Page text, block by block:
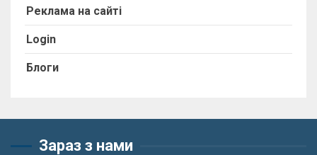
Реклама на сайті
Login
Блоги
Зараз з нами